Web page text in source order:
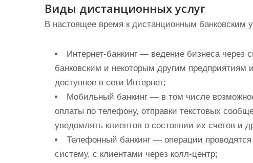
Виды дистанционных услуг
В настоящее время к дистанционным банковским
Интернет-банкинг — ведение бизнеса
банковским и некоторым другим предприятиям
доступное в сети Интернет;
Мобильный банкинг — в том числе
оплаты по телефону, отправки текстовых
уведомлять клиентов о состоянии их счетов и
Телефонный банкинг — операции
систему, с клиентами через колл-центр;